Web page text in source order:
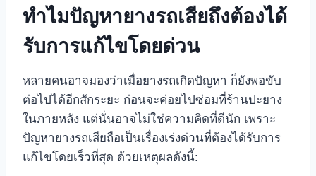
ทำไมปัญหายางรถเสียถึงต้องได้
รับการแก้ไขโดยด่วน
หลายคนอาจมองว่าเมื่อยางรถเกิดปัญหา ก็ยังพอขับ
ต่อไปได้อีกสักระยะ ก่อนจะค่อยไปซ่อมที่ร้านปะยาง
ในภายหลัง แต่นั่นอาจไม่ใช่ความคิดที่ดีนัก เพราะ
ปัญหายางรถเสียถือเป็นเรื่องเร่งด่วนที่ต้องได้รับการ
แก้ไขโดยเร็วที่สุด ด้วยเหตุผลดังนี้: